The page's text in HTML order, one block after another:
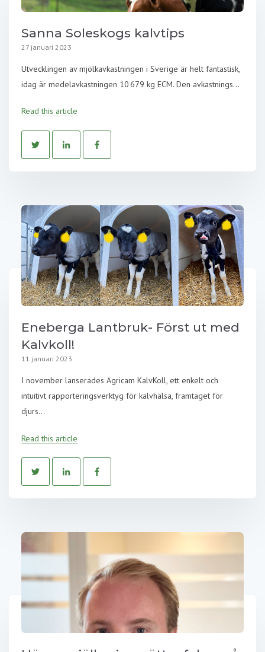
Sanna Soleskogs kalvtips
27 januari 2023
Utvecklingen av mjölkavkastningen i Sverige är helt fantastisk,
idag är medelavkastningen 10 679 kg ECM. Den avkastnings...
Read this article
Eneberga Lantbruk- Först ut med
Kalvkoll!
11 januari 2023
I november lanserades Agricam KalvKoll, ett enkelt och
intuitivt rapporteringsverktyg för kalvhälsa, framtaget för
djurs...
Read this article